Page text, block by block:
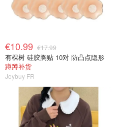
€10.99 €17.99
有棵树 硅胶胸贴 10对 防凸点隐形
蹲蹲补货
Joybuy FR